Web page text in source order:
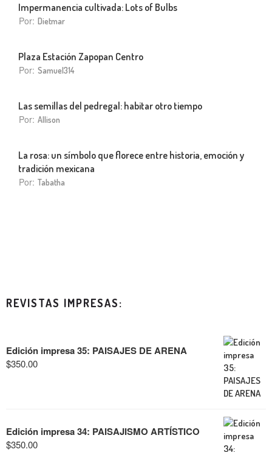
Impermanencia cultivada: Lots of Bulbs
Por: Dietmar
Plaza Estación Zapopan Centro
Por: Samuel314
Las semillas del pedregal: habitar otro tiempo
Por: Allison
La rosa: un símbolo que florece entre historia, emoción y
tradición mexicana
Por: Tabatha
REVISTAS IMPRESAS:
Edición impresa 35: PAISAJES DE ARENA
$350.00
Edición impresa 34: PAISAJISMO ARTÍSTICO
$350.00